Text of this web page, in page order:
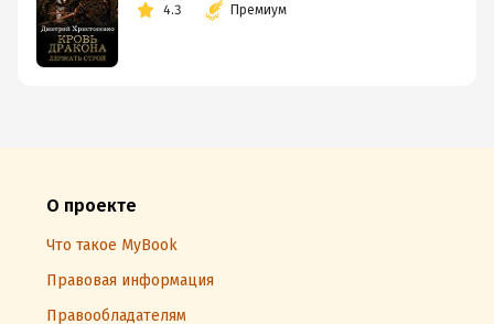
4.3 Премиум
О проекте
Что такое MyBook
Правовая информация
Правообладателям